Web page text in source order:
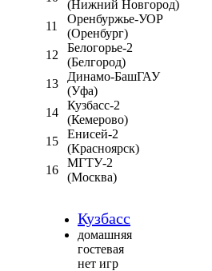
(Нижний Новгород)
11
Оренбуржье-УОР
(Оренбург)
12
Белогорье-2
(Белгород)
13
Динамо-БашГАУ
(Уфа)
14
Кузбасс-2
(Кемерово)
15
Енисей-2
(Красноярск)
16
МГТУ-2
(Москва)
Кузбасс
домашняя
гостевая
нет игр